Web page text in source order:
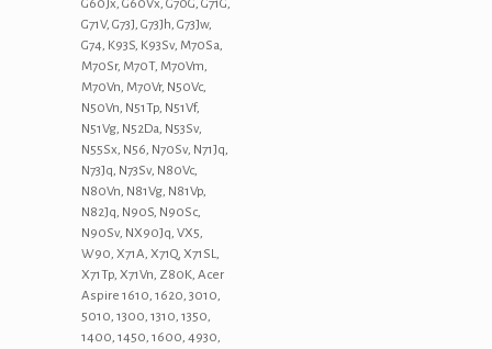
G60Jx, G60Vx, G70G, G71G,
G71V, G73J, G73Jh, G73Jw,
G74, K93S, K93Sv, M70Sa,
M70Sr, M70T, M70Vm,
M70Vn, M70Vr, N50Vc,
N50Vn, N51Tp, N51Vf,
N51Vg, N52Da, N53Sv,
N55Sx, N56, N70Sv, N71Jq,
N73Jq, N73Sv, N80Vc,
N80Vn, N81Vg, N81Vp,
N82Jq, N90S, N90Sc,
N90Sv, NX90Jq, VX5,
W90, X71A, X71Q, X71SL,
X71Tp, X71Vn, Z80K, Acer
Aspire 1610, 1620, 3010,
5010, 1300, 1310, 1350,
1400, 1450, 1600, 4930,